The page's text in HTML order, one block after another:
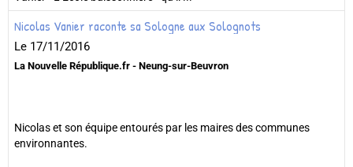
Nicolas Vanier raconte sa Sologne aux Solognots
Le 17/11/2016
La Nouvelle République.fr - Neung-sur-Beuvron
Nicolas et son équipe entourés par les maires des communes
environnantes.